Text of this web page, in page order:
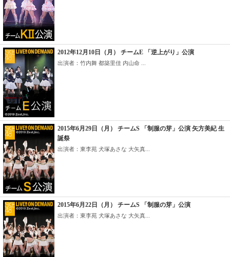
2012年12月10日（月） チームE 「逆上がり」公演
出演者：竹内舞 都築里佳 内山命 ...
2015年6月29日（月） チームS 「制服の芽」公演 矢方美紀 生
誕祭
出演者：東李苑 犬塚あさな 大矢真...
2015年6月22日（月） チームS 「制服の芽」公演
出演者：東李苑 犬塚あさな 大矢真...